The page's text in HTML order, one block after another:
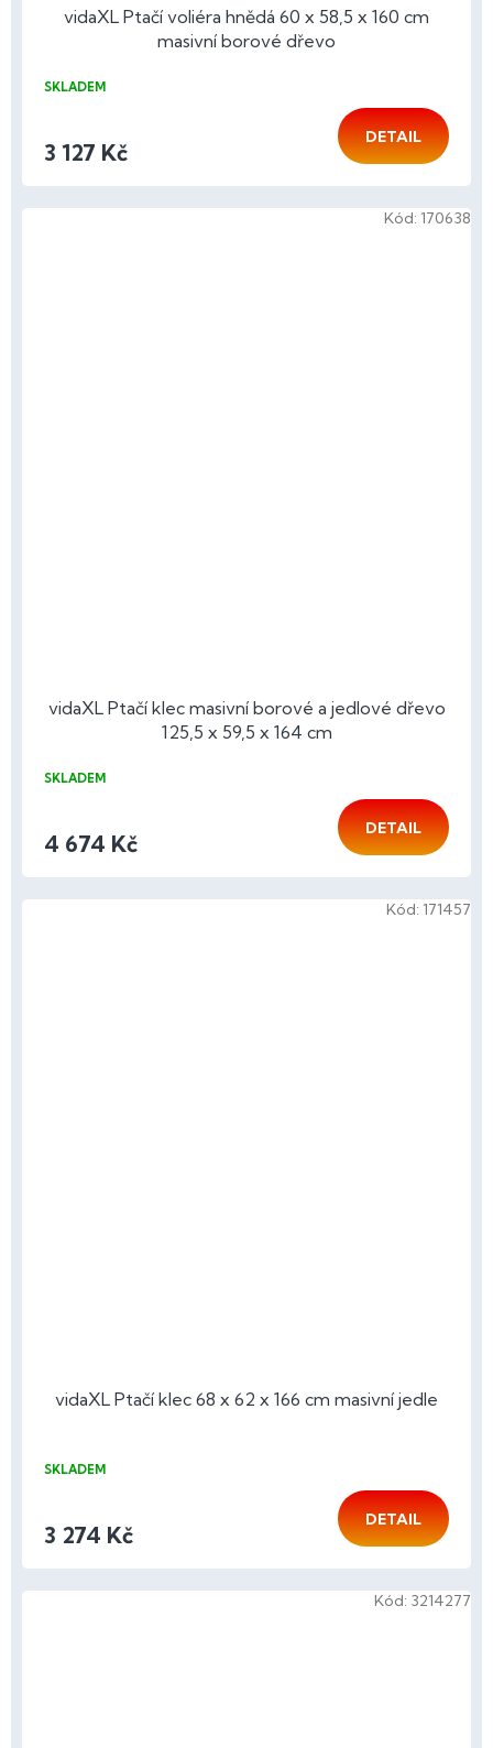
vidaXL Ptačí voliéra hnědá 60 x 58,5 x 160 cm
masivní borové dřevo
SKLADEM
3 127 Kč
DETAIL
vidaXL Ptačí klec masivní borové a jedlové dřevo
125,5 x 59,5 x 164 cm
SKLADEM
4 674 Kč
DETAIL
Kód: 170638
vidaXL Ptačí klec 68 x 62 x 166 cm masivní jedle
SKLADEM
3 274 Kč
DETAIL
Kód: 171457
Kód: 3214277